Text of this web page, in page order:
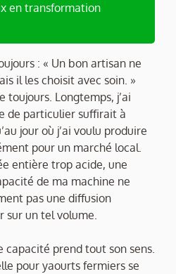
en transformation
: « Un bon artisan ne
il les choisit avec soin. »
toujours. Longtemps, j’ai
de particulier suffirait à
jour où j’ai voulu produire
pour un marché local.
entière trop acide, une
de ma machine ne
pas une diffusion
sur un tel volume.
capacité prend tout son sens.
pour yaourts fermiers se